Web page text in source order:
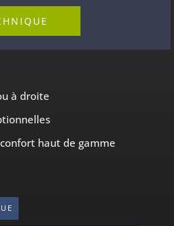
à droite
haut de gamme